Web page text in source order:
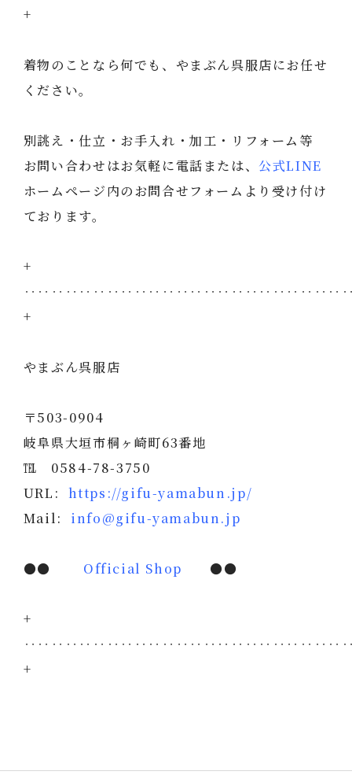
+
着物のことなら何でも、やまぶん呉服店にお任せ
ください。
別誂え・仕立・お手入れ・加工・リフォーム等
お問い合わせはお気軽に電話または、 公式LINE
ホームページ内のお問合せフォームより受け付け
ております。
+
+
やまぶん呉服店
〒503-0904
岐阜県大垣市桐ヶ崎町63番地
℡ 0584-78-3750
URL: https://gifu-yamabun.jp/
Mail: info@gifu-yamabun.jp
●● Official Shop ●●
+
+